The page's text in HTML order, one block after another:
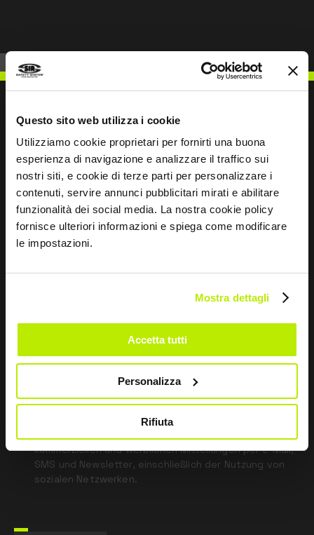
Questo sito web utilizza i cookie
Utilizziamo cookie proprietari per fornirti una buona
esperienza di navigazione e analizzare il traffico sui
nostri siti, e cookie di terze parti per personalizzare i
contenuti, servire annunci pubblicitari mirati e abilitare
funzionalità dei social media. La nostra cookie policy
fornisce ulteriori informazioni e spiega come modificare
le impostazioni.
Mostra dettagli
Accetta tutti
Personalizza
Rifiuta
SCHREIBEN SIE UNS
Bleiben wir in Kontakt
Leave
Ich habe die Datenschutzbestimmungen
gemäß Art. 13 EU-Verordnung 679/16 gelesen.
Zustimmen
Ich gebe mein Einverständnis zur Verarbeitung der
kommerziellen und werblichen Mitteilungen per E-Mail,
SMS und Newsletter, einschließlich der Nutzung von
sozialen Netzwerken.